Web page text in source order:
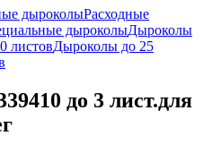
дыроколыРасходные
дыроколыДыроколы
листовДыроколы до 25
до 3 лист.для